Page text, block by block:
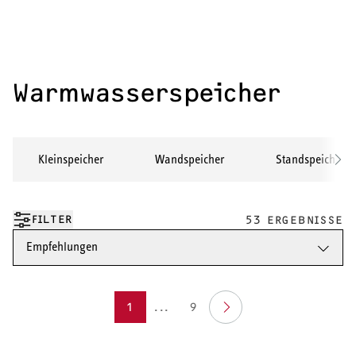
Warmwasserspeicher
Kleinspeicher Wandspeicher Standspeicher
FILTER
53 ERGEBNISSE
Empfehlungen
1 ... 9